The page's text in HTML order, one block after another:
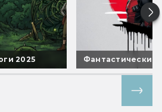
2025 Фантастические